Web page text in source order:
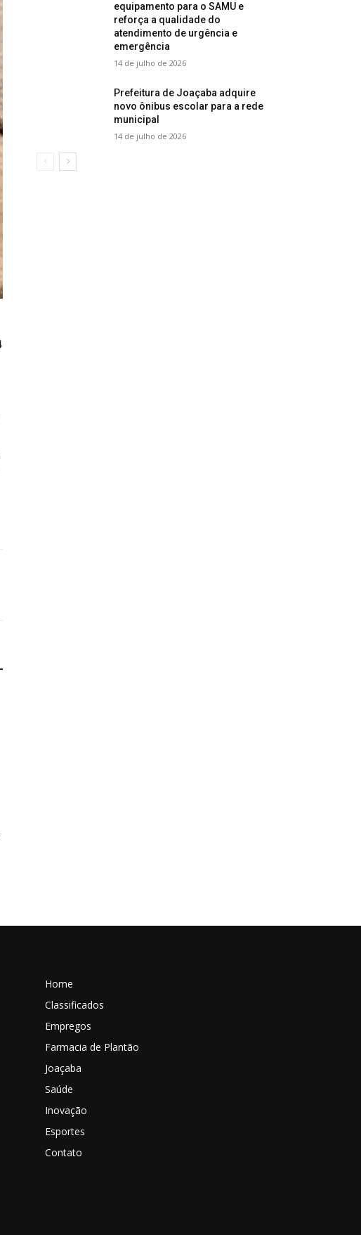
equipamento para o SAMU e
reforça a qualidade do
atendimento de urgência e
emergência
14 de julho de 2026
Prefeitura de Joaçaba adquire
novo ônibus escolar para a rede
municipal
14 de julho de 2026
Home
Classificados
Empregos
Farmacia de Plantão
Joaçaba
Saúde
Inovação
Esportes
Contato